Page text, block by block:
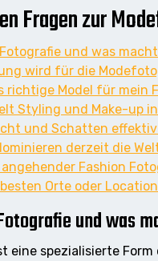
Fragen zur
und was
wird für die
richtige Model für mein
Styling und Make-up
und Schatten
derzeit die
angehender Fashion
Orte oder
und was
eine spezialisierte